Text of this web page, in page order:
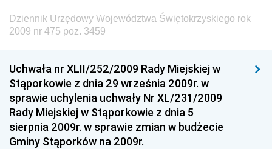
Dziennik Urzędowy Ministra Przedsiębiorczości i
Dziennik Urzędowy Ministra Inwestycji i Rozwoju
Dziennik Urzędowy Naczelnego Dyrektora Archiwów
Państwowych
Dziennik Urzędowy Ministra Finansów, Inwestycji i
Rozwoju
Dziennik Urzędowy Województwa Świętokrzyskiego rok
2009 nr 475 poz. 3459
Uchwała nr XLII/252/2009 Rady Miejskiej w
Stąporkowie z dnia 29 września 2009r. w
sprawie uchylenia uchwały Nr XL/231/2009
Rady Miejskiej w Stąporkowie z dnia 5
sierpnia 2009r. w sprawie zmian w budżecie
Gminy Stąporków na 2009r.